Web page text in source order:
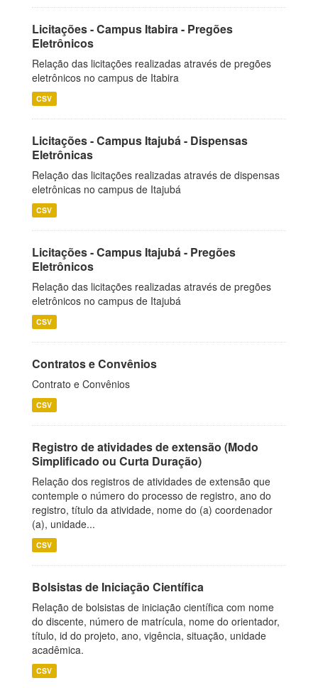
Licitações - Campus Itabira - Pregões
Eletrônicos
Relação das licitações realizadas através de pregões
eletrônicos no campus de Itabira
CSV
Licitações - Campus Itajubá - Dispensas
Eletrônicas
Relação das licitações realizadas através de dispensas
eletrônicas no campus de Itajubá
CSV
Licitações - Campus Itajubá - Pregões
Eletrônicos
Relação das licitações realizadas através de pregões
eletrônicos no campus de Itajubá
CSV
Contratos e Convênios
Contrato e Convênios
CSV
Registro de atividades de extensão (Modo
Simplificado ou Curta Duração)
Relação dos registros de atividades de extensão que
contemple o número do processo de registro, ano do
registro, título da atividade, nome do (a) coordenador
(a), unidade...
CSV
Bolsistas de Iniciação Científica
Relação de bolsistas de iniciação científica com nome
do discente, número de matrícula, nome do orientador,
título, id do projeto, ano, vigência, situação, unidade
acadêmica.
CSV